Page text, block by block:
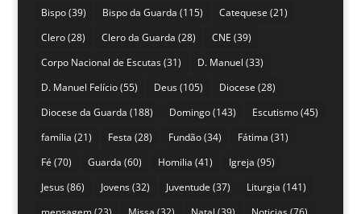
Bispo(39) Bispo da Guarda (115) Catequese (21)
Clero(28) Clero da Guarda (28) CNE (39)
Corpo Nacional de Escutas(31) D. Manuel (33)
D. Manuel Felício(55) Deus(105) Diocese (28)
Diocese da Guarda (188) Domingo(143) Escutismo(45)
família (21) Festa (28) Fundão(34) Fátima (31)
Fé (70) Guarda (60) Homilia (41) Igreja (95)
Jesus(86) Jovens(32) Juventude (37) Liturgia (141)